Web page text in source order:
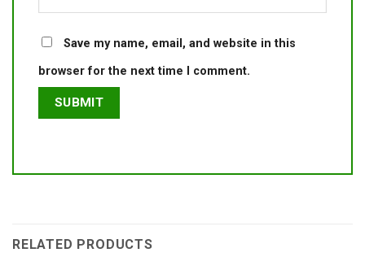
Save my name, email, and website in this
browser for the next time I comment.
RELATED PRODUCTS